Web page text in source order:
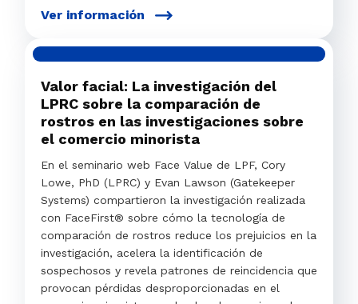
Ver información
Valor facial: La investigación del
LPRC sobre la comparación de
rostros en las investigaciones sobre
el comercio minorista
En el seminario web Face Value de LPF, Cory
Lowe, PhD (LPRC) y Evan Lawson (Gatekeeper
Systems) compartieron la investigación realizada
con FaceFirst® sobre cómo la tecnología de
comparación de rostros reduce los prejuicios en la
investigación, acelera la identificación de
sospechosos y revela patrones de reincidencia que
provocan pérdidas desproporcionadas en el